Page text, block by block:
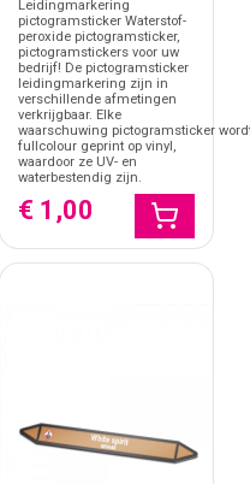
Leidingmarkering
pictogramsticker Waterstof-
peroxide pictogramsticker,
pictogramstickers voor uw
bedrijf! De pictogramsticker
leidingmarkering zijn in
verschillende afmetingen
verkrijgbaar. Elke
waarschuwing pictogramsticker
fullcolour geprint op vinyl,
waardoor ze UV- en
waterbestendig zijn.
€ 1,00